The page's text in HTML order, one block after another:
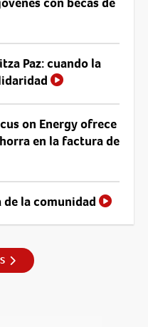
Paz: cuando la
on Energy ofrece
en la factura de
de la comunidad